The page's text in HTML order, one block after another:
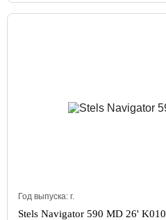
Год выпуска: г.
Stels Navigator 590 MD 26' K010